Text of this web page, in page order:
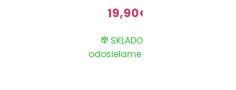
19,90€
SKLADOM -
odosielame ihneď